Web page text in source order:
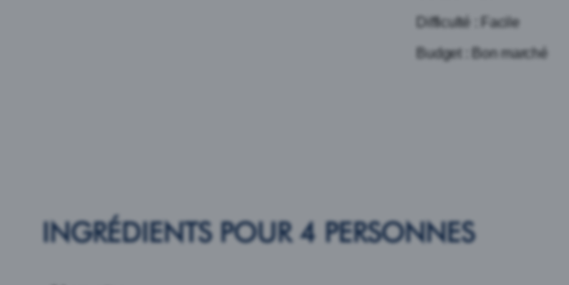
Difficulté : Facile
Budget : Bon marché
INGRÉDIENTS POUR 4 PERSONNES